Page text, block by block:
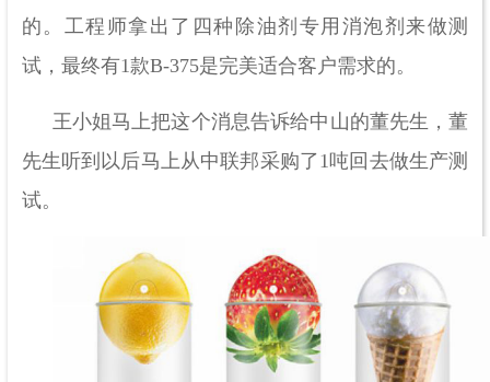
的。工程师拿出了四种除油剂专用消泡剂来做测
试，最终有1款B-375是完美适合客户需求的。
王小姐马上把这个消息告诉给中山的董先生，董
先生听到以后马上从中联邦采购了1 吨回去做生产测
试。